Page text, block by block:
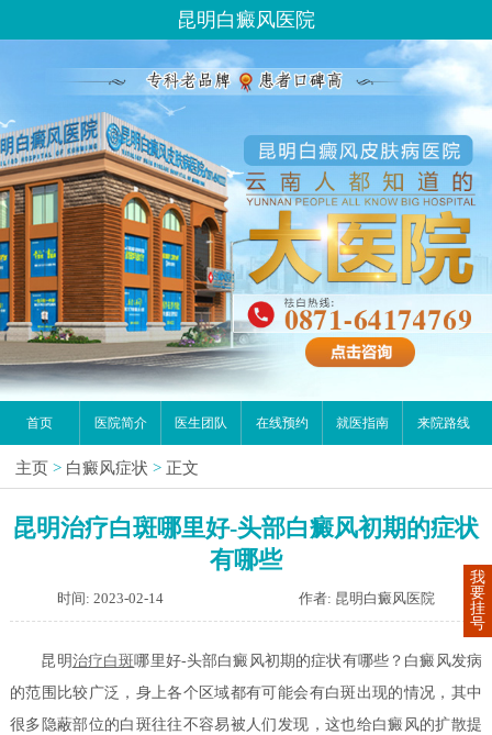
昆明白癜风医院
首页 医院简介 医生团队 在线预约 就医指南 来院路线
主页 > 白癜风症状 > 正文
昆明治疗白斑哪里好-头部白癜风初期的症状
有哪些
时间: 2023-02-14 作者: 昆明白癜风医院
昆明治疗白斑哪里好-头部白癜风初期的症状有哪些？白癜风发病
的范围比较广泛，身上各个区域都有可能会有白斑出现的情况，其中
很多隐蔽部位的白斑往往不容易被人们发现，这也给白癜风的扩散提
我
要
挂
号